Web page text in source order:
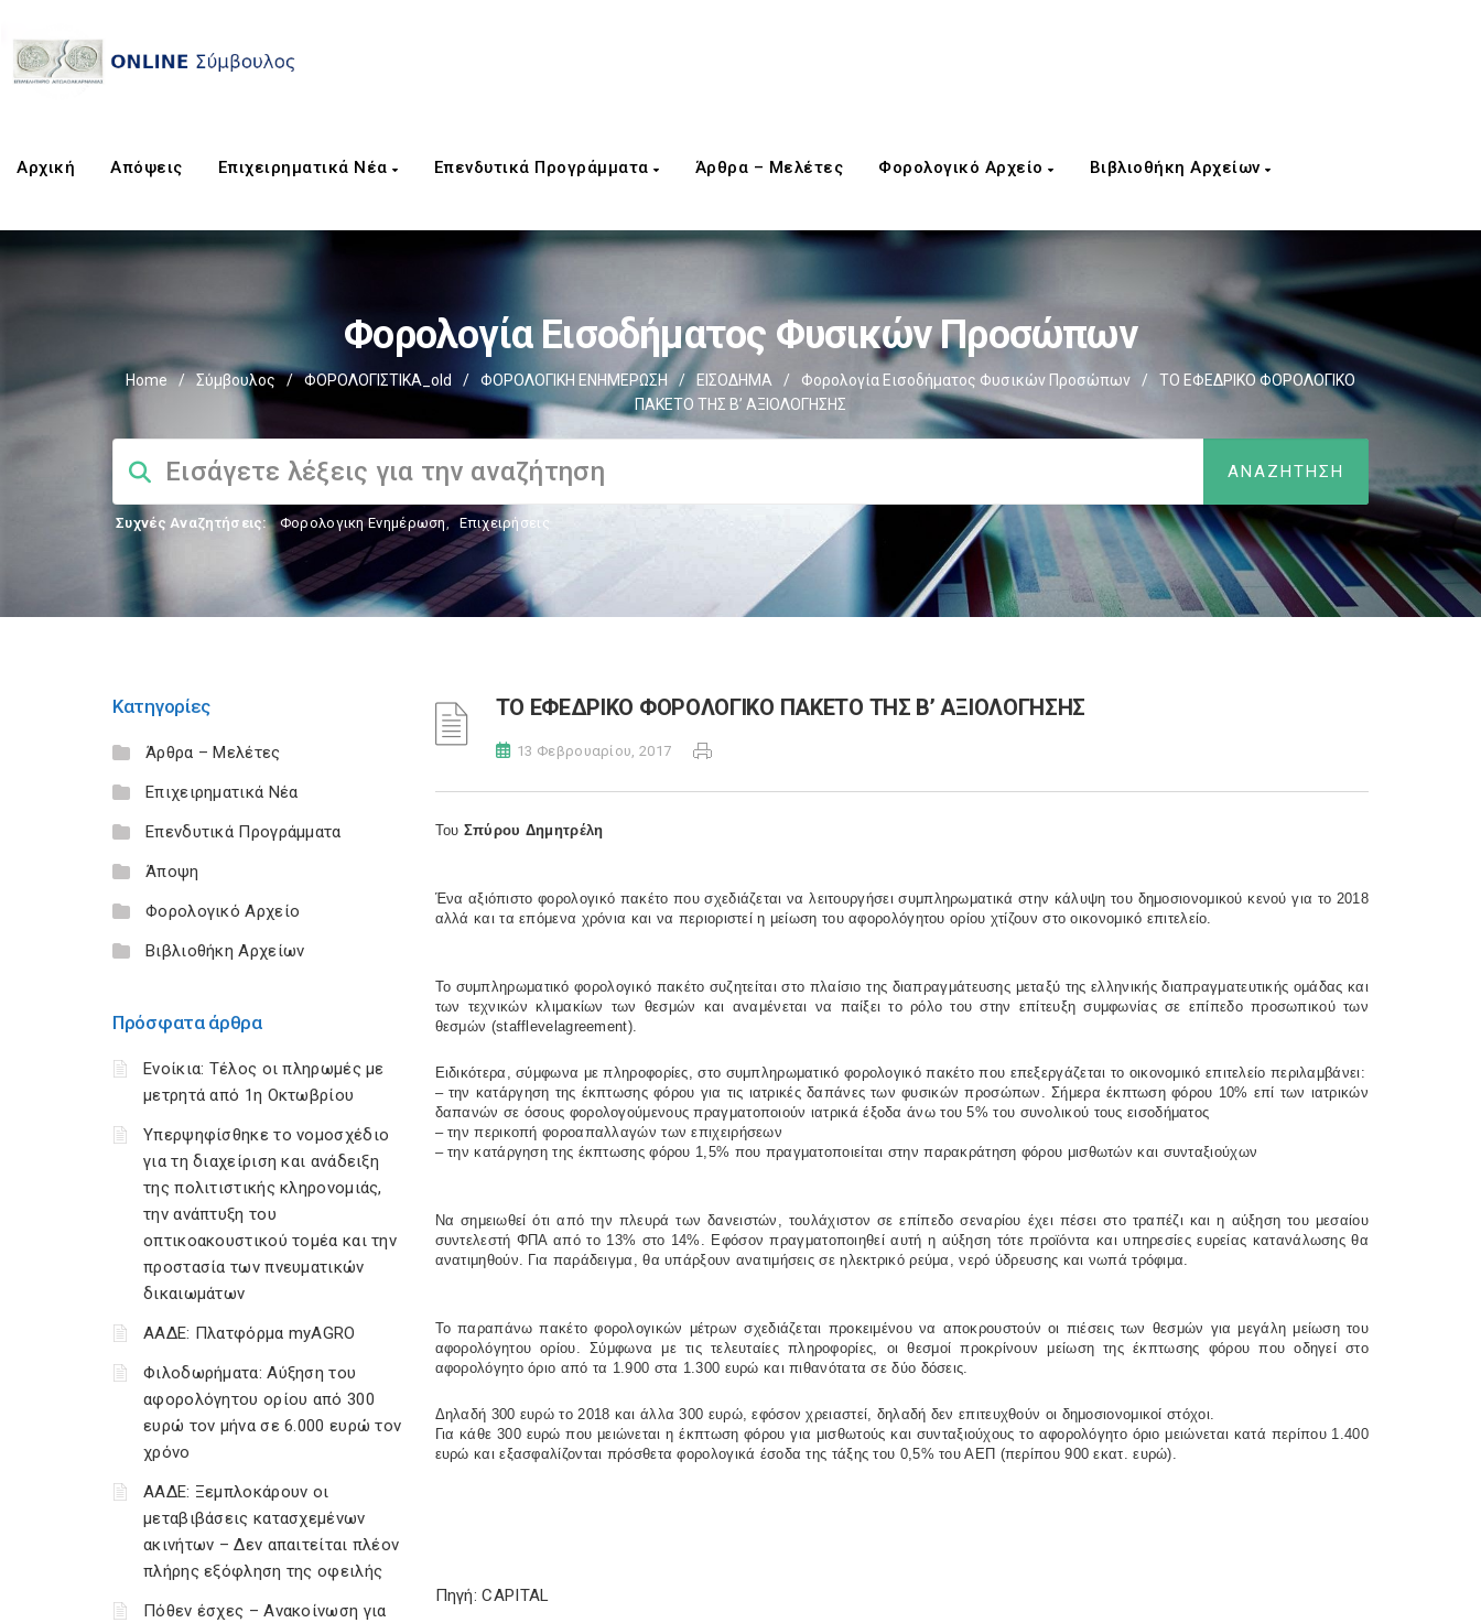
Αρχική Απόψεις Επιχειρηματικά Νέα Επενδυτικά Προγράμματα Άρθρα – Μελέτες Φορολογικό Αρχείο Βιβλιοθήκη Αρχείων
Φορολογία Εισοδήματος Φυσικών Προσώπων
Home / Σύμβουλος / ΦΟΡΟΛΟΓΙΣΤΙΚΑ_old / ΦΟΡΟΛΟΓΙΚΗ ΕΝΗΜΕΡΩΣΗ / ΕΙΣΟΔΗΜΑ / Φορολογία Εισοδήματος Φυσικών Προσώπων /
ΤΟ ΕΦΕΔΡΙΚΟ ΦΟΡΟΛΟΓΙΚΟ
ΠΑΚΕΤΟ ΤΗΣ Β’ ΑΞΙΟΛΟΓΗΣΗΣ
Συχνές Αναζητήσεις: Φορολογικη Ενημέρωση, Επιχειρήσεις
Κατηγορίες
Άρθρα – Μελέτες
Επιχειρηματικά Νέα
Επενδυτικά Προγράμματα
Άποψη
Φορολογικό Αρχείο
Βιβλιοθήκη Αρχείων
Πρόσφατα άρθρα
Ενοίκια: Τέλος οι πληρωμές με
μετρητά από 1η Οκτωβρίου
Υπερψηφίσθηκε το νομοσχέδιο
για τη διαχείριση και ανάδειξη
της πολιτιστικής κληρονομιάς,
την ανάπτυξη του
οπτικοακουστικού τομέα και την
προστασία των πνευματικών
δικαιωμάτων
ΑΑΔΕ: Πλατφόρμα myAGRO
Φιλοδωρήματα: Αύξηση του
αφορολόγητου ορίου από 300
ευρώ τον μήνα σε 6.000 ευρώ τον
χρόνο
ΑΑΔΕ: Ξεμπλοκάρουν οι
μεταβιβάσεις κατασχεμένων
ακινήτων – Δεν απαιτείται πλέον
πλήρης εξόφληση της οφειλής
Πόθεν έσχες – Ανακοίνωση για
ΤΟ ΕΦΕΔΡΙΚΟ ΦΟΡΟΛΟΓΙΚΟ ΠΑΚΕΤΟ ΤΗΣ Β’ ΑΞΙΟΛΟΓΗΣΗΣ
13 Φεβρουαρίου, 2017
Του Σπύρου Δημητρέλη
Ένα αξιόπιστο φορολογικό πακέτο που σχεδιάζεται να λειτουργήσει συμπληρωματικά στην κάλυψη του δημοσιονομικού κενού για το 2018
αλλά και τα επόμενα χρόνια και να περιοριστεί η μείωση του αφορολόγητου ορίου χτίζουν στο οικονομικό επιτελείο.
Το συμπληρωματικό φορολογικό πακέτο συζητείται στο πλαίσιο της διαπραγμάτευσης μεταξύ της ελληνικής διαπραγματευτικής ομάδας και
των τεχνικών κλιμακίων των θεσμών και αναμένεται να παίξει το ρόλο του στην επίτευξη συμφωνίας σε επίπεδο προσωπικού των
θεσμών (staff level agreement).
Ειδικότερα, σύμφωνα με πληροφορίες, στο συμπληρωματικό φορολογικό πακέτο που επεξεργάζεται το οικονομικό επιτελείο περιλαμβάνει:
– την κατάργηση της έκπτωσης φόρου για τις ιατρικές δαπάνες των φυσικών προσώπων. Σήμερα έκπτωση φόρου 10% επί των ιατρικών
δαπανών σε όσους φορολογούμενους πραγματοποιούν ιατρικά έξοδα άνω του 5% του συνολικού τους εισοδήματος
– την περικοπή φοροαπαλλαγών των επιχειρήσεων
– την κατάργηση της έκπτωσης φόρου 1,5% που πραγματοποιείται στην παρακράτηση φόρου μισθωτών και συνταξιούχων
Να σημειωθεί ότι από την πλευρά των δανειστών, τουλάχιστον σε επίπεδο σεναρίου έχει πέσει στο τραπέζι και η αύξηση του μεσαίου
συντελεστή ΦΠΑ από το 13% στο 14%. Εφόσον πραγματοποιηθεί αυτή η αύξηση τότε προϊόντα και υπηρεσίες ευρείας κατανάλωσης θα
ανατιμηθούν. Για παράδειγμα, θα υπάρξουν ανατιμήσεις σε ηλεκτρικό ρεύμα, νερό ύδρευσης και νωπά τρόφιμα.
Το παραπάνω πακέτο φορολογικών μέτρων σχεδιάζεται προκειμένου να αποκρουστούν οι πιέσεις των θεσμών για μεγάλη μείωση του
αφορολόγητου ορίου. Σύμφωνα με τις τελευταίες πληροφορίες, οι θεσμοί προκρίνουν μείωση της έκπτωσης φόρου που οδηγεί στο
αφορολόγητο όριο από τα 1.900 στα 1.300 ευρώ και πιθανότατα σε δύο δόσεις.
Δηλαδή 300 ευρώ το 2018 και άλλα 300 ευρώ, εφόσον χρειαστεί, δηλαδή δεν επιτευχθούν οι δημοσιονομικοί στόχοι.
Για κάθε 300 ευρώ που μειώνεται η έκπτωση φόρου για μισθωτούς και συνταξιούχους το αφορολόγητο όριο μειώνεται κατά περίπου 1.400
ευρώ και εξασφαλίζονται πρόσθετα φορολογικά έσοδα της τάξης του 0,5% του ΑΕΠ (περίπου 900 εκατ. ευρώ).
Πηγή: CAPITAL